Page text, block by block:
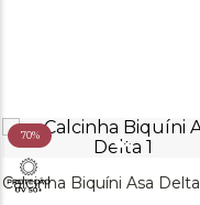
70%
Calcinha Biquíni Asa Delta